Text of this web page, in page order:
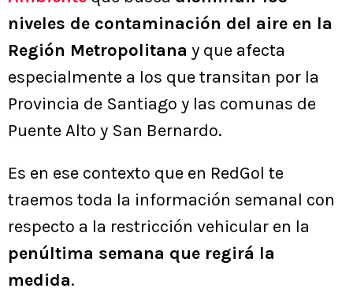
niveles de contaminación del aire en la
Región Metropolitana y que afecta
especialmente a los que transitan por la
Provincia de Santiago y las comunas de
Puente Alto y San Bernardo.
Es en ese contexto que en RedGol te
traemos toda la información semanal con
respecto a la restricción vehicular en la
penúltima semana que regirá la
medida.